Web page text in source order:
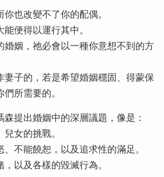
也改變不了你的配偶。
便得以運行其中。
婚姻，祂必會以一種你意想不到的方
妻子的，若是希望婚姻穩固、得蒙保
所需要的。
提出婚姻中的深層議題，像是：
女的挑戰。
不能饒恕，以及追求性的滿足。
以及各樣的毀滅行為。